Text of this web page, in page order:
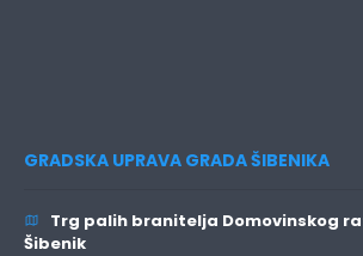
GRADSKA UPRAVA GRADA ŠIBENIKA
Trg palih branitelja Domovinskog
Šibenik